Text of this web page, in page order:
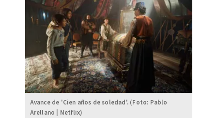
Avance de 'Cien años de soledad'. (Foto: Pablo
Arellano | Netflix)